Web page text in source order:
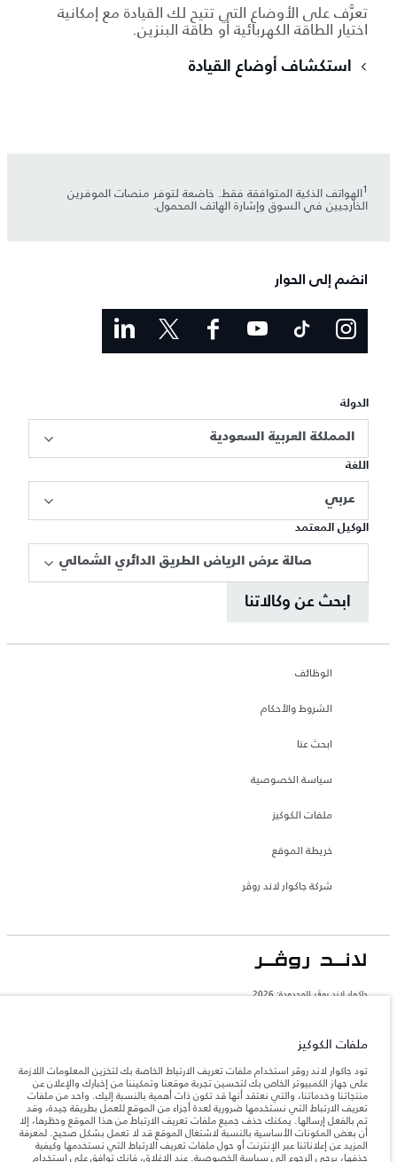
تعرَّف على الأوضاع التي تتيح لك القيادة مع إمكانية
اختيار الطاقة الكهربائية أو طاقة البنزين.
استكشاف أوضاع القيادة
1الهواتف الذكية المتوافقة فقط. خاضعة لتوفر منصات الموفرين
الخارجيين في السوق وإشارة الهاتف المحمول.
انضم إلى الحوار
الدولة
المملكة العربية السعودية
اللغة
عربي
الوكيل المعتمد
صالة عرض الرياض الطريق الدائري الشمالي
ابحث عن وكالاتنا
الوظائف
الشروط والأحكام
ابحث عنا
سياسة الخصوصية
ملفات الكوكيز
خريطة الموقع
شركة جاكوار لاند روڤر
جاكوار لاند روڨر المحدودة: 2026
تعكس الأوزان المذكورة مواصفات السيارة القياسية. سوف تؤثر الإكسسوارات وغيرها من
العناصر المثبتة بعد نقطة التصنيع في الحمولة. تأكد من عدم تجاوز الوزن الإجمالي للسيارة
والحمولة.
المعلومات والمواصفات والأسعار والألوان المذكورة على هذا الموقع قد تختلف من بلد إلى
آخر، كما أنّها قد تتغير بدون إشعار مسبق. الرجاء التواصل مع وكيلنا المحلي للتأكد من توفّرها
والتحقق من الأسعار.
ملاحظة مهمة حول الصور والمواصفات. إن النقص العالمي في أشباه الموصلات يؤثر حاليًا
ملفات الكوكيز
تود جاكوار لاند روڤر استخدام ملفات تعريف الارتباط الخاصة بك لتخزين المعلومات اللازمة
على جهاز الكمبيوتر الخاص بك لتحسين تجربة موقعنا وتمكيننا من إخبارك والإعلان عن
منتجاتنا وخدماتنا، والتي نعتقد أنها قد تكون ذات أهمية بالنسبة إليك. واحد من ملفات
تعريف الارتباط التي نستخدمها ضرورية لعدة أجزاء من الموقع للعمل بطريقة جيدة، وقد
تم بالفعل إرسالها. يمكنك حذف جميع ملفات تعريف الارتباط من هذا الموقع وحظرها، إلا
أن بعض المكونات الأساسية بالنسبة لاشتغال الموقع قد لا تعمل بشكل صحيح. لمعرفة
المزيد عن إعلاناتنا عبر الإنترنت أو حول ملفات تعريف الارتباط التي نستخدمها وكيفية
حذفها، يرجى الرجوع إلى سياسة الخصوصية. عند الإغلاق، فإنك توافق على استخدام